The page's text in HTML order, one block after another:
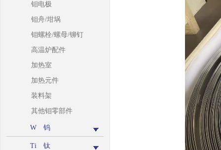
钼电极
钼舟/坩埚
钼螺栓/螺母/铆钉
高温炉配件
加热室
加热元件
装料架
其他钼零部件
W 钨
Ti 钛